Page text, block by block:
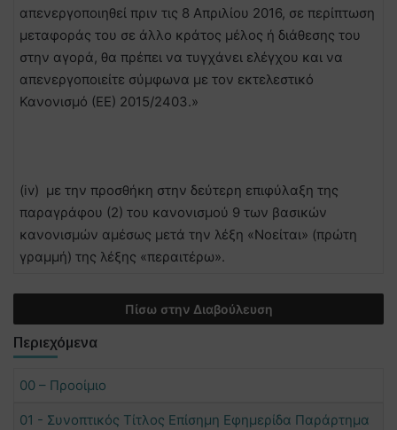
απενεργοποιηθεί πριν τις 8 Απριλίου 2016, σε περίπτωση
μεταφοράς του σε άλλο κράτος μέλος ή διάθεσης του
στην αγορά, θα πρέπει να τυγχάνει ελέγχου και να
απενεργοποιείτε σύμφωνα με τον εκτελεστικό
Κανονισμό (ΕΕ) 2015/2403.»
(iv) με την προσθήκη στην δεύτερη επιφύλαξη της
παραγράφου (2) του κανονισμού 9 των βασικών
κανονισμών αμέσως μετά την λέξη «Νοείται» (πρώτη
γραμμή) της λέξης «περαιτέρω».
Πίσω στην Διαβούλευση
Περιεχόμενα
00 – Προοίμιο
01 - Συνοπτικός Τίτλος Επίσημη Εφημερίδα Παράρτημα